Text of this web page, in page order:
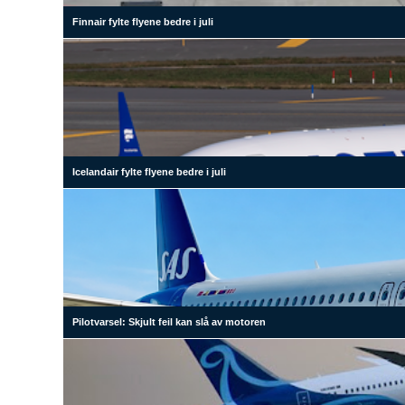
Finnair fylte flyene bedre i juli
Icelandair fylte flyene bedre i juli
Pilotvarsel: Skjult feil kan slå av motoren